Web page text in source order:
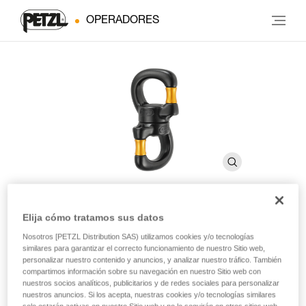
OPERADORES
SWIVEL OPEN
Eslabón giratorio con cierre con rodamiento de bolas
Con cierre y amplia abertura, el eslabón giratorio SWIVEL
Elija cómo tratamos sus datos
Nosotros [PETZL Distribution SAS) utilizamos cookies y/o tecnologías
similares para garantizar el correcto funcionamiento de nuestro Sitio web,
personalizar nuestro contenido y anuncios, y analizar nuestro tráfico. También
compartimos información sobre su navegación en nuestro Sitio web con
nuestros socios analíticos, publicitarios y de redes sociales para personalizar
nuestros anuncios. Si los acepta, nuestras cookies y/o tecnologías similares